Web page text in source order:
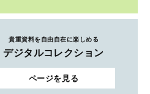
貴重資料を自由自在に楽しめる
デジタルコレクション
ページを見る